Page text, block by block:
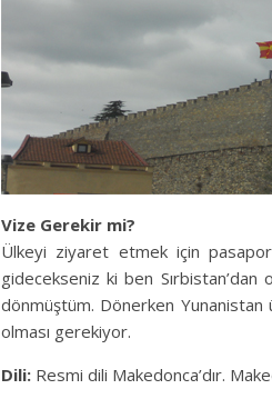
Vize Gerekir mi?
Ülkeyi ziyaret etmek için
gidecekseniz ki ben
dönmüştüm. Dönerken Yunanistan
olması gerekiyor.
Dili: Resmi dili Makedonca’dır.